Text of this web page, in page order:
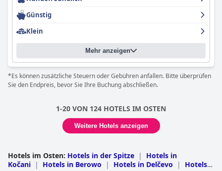
Günstig
Klein
Mehr anzeigen
*Es können zusätzliche Steuern oder Gebühren anfallen. Bitte überprüfen
Sie den Endpreis, bevor Sie Ihre Buchung abschließen.
1-20 VON 124 HOTELS IM OSTEN
Weitere Hotels anzeigen
Hotels im Osten: Hotels in der Spitze |
Hotels in
Kočani | Hotels in Berowo | Hotels in Delčevo |
Hotels